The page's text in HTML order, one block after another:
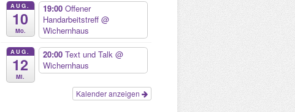
AUG.
10
Mo.
19:00 Offener
Handarbeitstreff @
Wichernhaus
AUG.
12
Mi.
20:00 Text und Talk @
Wichernhaus
Kalender anzeigen